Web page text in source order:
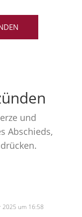
und
Abschieds,
2025 um 16:58